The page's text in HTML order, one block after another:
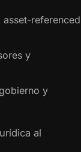
referenced
y
y
al